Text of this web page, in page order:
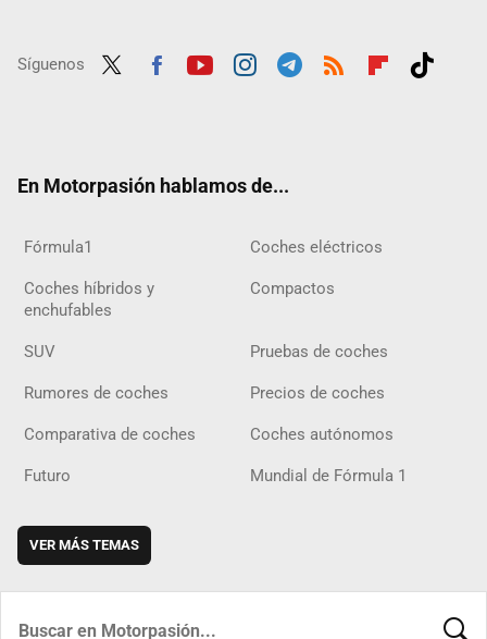
Síguenos
En Motorpasión hablamos de...
Fórmula1 Coches eléctricos
Coches híbridos y
enchufables
Compactos
SUV Pruebas de coches
Rumores de coches Precios de coches
Comparativa de coches Coches autónomos
Futuro Mundial de Fórmula 1
VER MÁS TEMAS